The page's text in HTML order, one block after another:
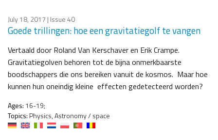
July 18, 2017 | Issue 40
Goede trillingen: hoe een gravitatiegolf te vangen
Vertaald door Roland Van Kerschaver en Erik Crampe.
Gravitatiegolven behoren tot de bijna onmerkbaarste
boodschappers die ons bereiken vanuit de kosmos. Maar hoe
kunnen hun oneindig kleine effecten gedetecteerd worden?
Ages: 16-19;
Topics:Physics, Astronomy / space